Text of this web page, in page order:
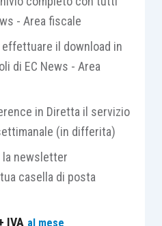
488 del 22.09.2021, ha
di rendicontazione del
linee guidaper la loro
quella dellarelazione
articolo 1, comma 2,
1 lettera a)
Ets come destinatari
- Area fiscale
il download in
di EC News - Area
in Diretta il servizio
(in differita)
la newsletter
casella di posta
IVA al mese